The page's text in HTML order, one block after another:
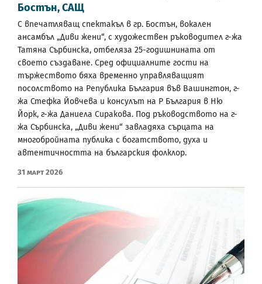
Бостън, САЩ
С впечатляващ спектакъл в гр. Бостън, вокален
ансамбъл „Диви жени“, с художествен ръководител г-жа
Татяна Сърбинска, отбеляза 25-годишнината от
своето създаване. Сред официалните гости на
тържеството бяха временно управляващият
посолството на Република България във Вашингтон, г-
жа Стефка Йовчева и консулът на Р България в Ню
Йорк, г-жа Даниела Сиракова. Под ръководството на г-
жа Сърбинска, „Диви жени“ завладяха сърцата на
многобройната публика с богатството, духа и
автентичността на българския фолклор.
31 Март 2026